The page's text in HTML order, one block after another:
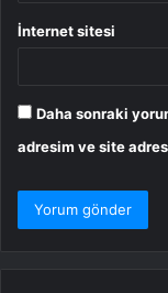
İnternet sitesi
Daha sonraki
adresim ve site